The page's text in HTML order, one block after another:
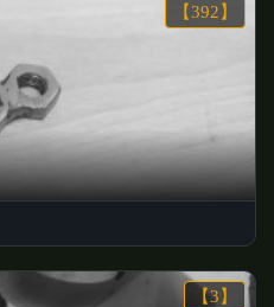
【392】
【3】